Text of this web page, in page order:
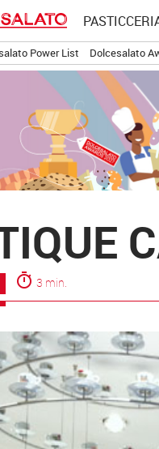
Power List Dolcesalato
timer 3 min.